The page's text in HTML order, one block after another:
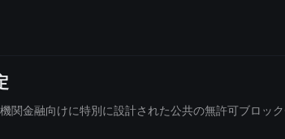
金融向けに特別に設計された公共の無許可ブロッ